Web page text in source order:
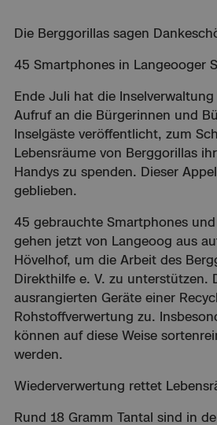
Die Berggorillas sagen
45 Smartphones in Langeooger
Ende Juli hat die
Aufruf an die Bürgerinnen und
Inselgäste veröffentlicht, zum
Lebensräume von Berggorillas
Handys zu spenden. Dieser
geblieben.
45 gebrauchte Smartphones
gehen jetzt von Langeoog aus
Hövelhof, um die Arbeit des
Direkthilfe e. V. zu unterstützen.
ausrangierten Geräte einer
Rohstoffverwertung zu.
können auf diese Weise
werden.
Wiederverwertung rettet
Rund 18 Gramm Tantal sind in